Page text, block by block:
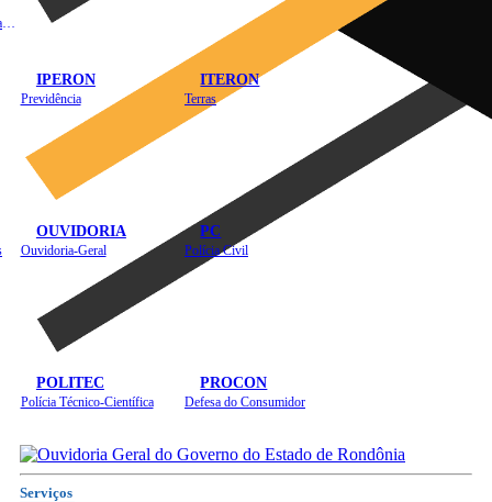
IPERON
Previdência
ITERON
Terras
OUVIDORIA
Ouvidoria-Geral
PC
Polícia Civil
POLITEC
Polícia Técnico-Científica
PROCON
Defesa do Consumidor
Serviços